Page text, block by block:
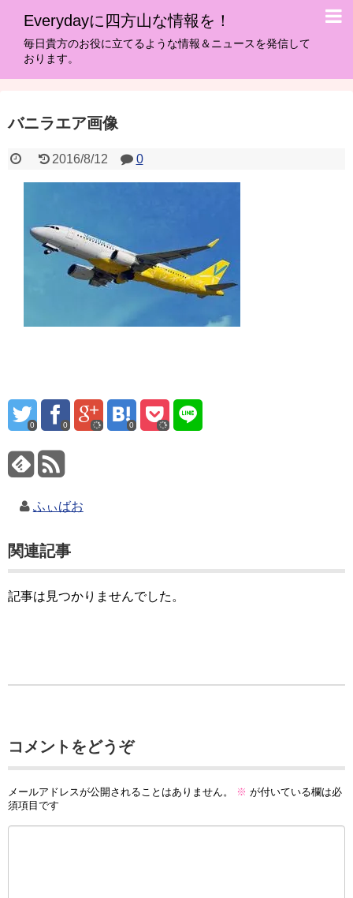
Everydayに四方山な情報を！
毎日貴方のお役に立てるような情報＆ニュースを発信して
おります。
バニラエア画像
2016/8/12 0
0 0 0
ふぃばお
関連記事
記事は見つかりませんでした。
コメントをどうぞ
メールアドレスが公開されることはありません。 ※ が付いている欄は必
須項目です